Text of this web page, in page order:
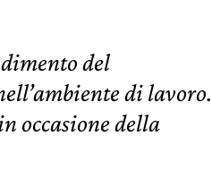
del
di lavoro.
occasione della